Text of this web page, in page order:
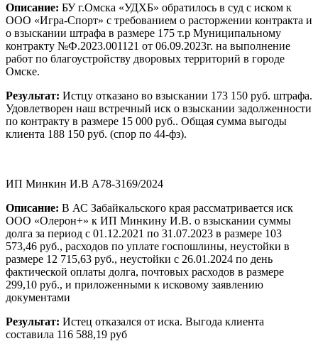
Описание: БУ г.Омска «УДХБ» обратилось в суд с иском к
ООО «Игра-Спорт» с требованием о расторжении контракта и
о взыскании штрафа в размере 175 т.р Муниципальному
контракту №Ф.2023.001121 от 06.09.2023г. на выполнение
работ по благоустройству дворовых территорий в городе
Омске.
Результат: Истцу отказано во взыскании 173 150 руб. штрафа.
Удовлетворен наш встречный иск о взыскании задолженности
по контракту в размере 15 000 руб.. Общая сумма выгоды
клиента 188 150 руб. (спор по 44-фз).
ИП Минкин И.В А78-3169/2024
Описание: В АС Забайкальского края рассматривается иск
ООО «Олерон+» к ИП Минкину И.В. о взыскании суммы
долга за период с 01.12.2021 по 31.07.2023 в размере 103
573,46 руб., расходов по уплате госпошлины, неустойки в
размере 12 715,63 руб., неустойки с 26.01.2024 по день
фактической оплаты долга, почтовых расходов в размере
299,10 руб., и приложенными к исковому заявлению
документами
Результат: Истец отказался от иска. Выгода клиента
составила 116 588,19 руб